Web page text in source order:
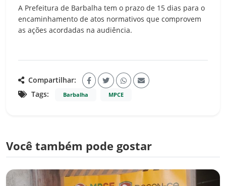
A Prefeitura de Barbalha tem o prazo de 15 dias para o
encaminhamento de atos normativos que comprovem
as ações acordadas na audiência.
Compartilhar:
Tags:
Barbalha MPCE
Você também pode gostar